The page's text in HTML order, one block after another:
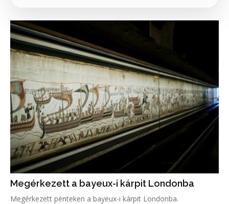
Megérkezett a bayeux-i kárpit Londonba
Megérkezett pénteken a bayeux-i kárpit Londonba.